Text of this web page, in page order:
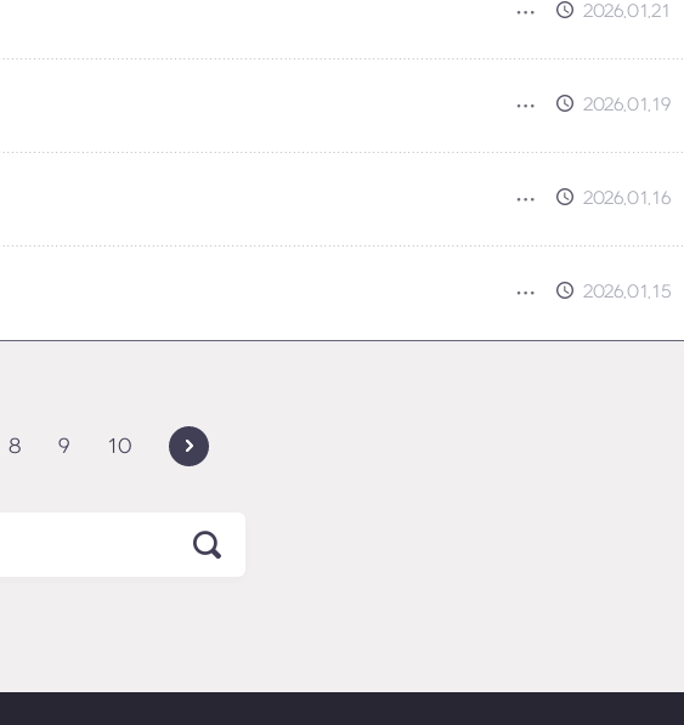
2026.01.21
2026.01.19
2026.01.16
2026.01.15
8 9 10